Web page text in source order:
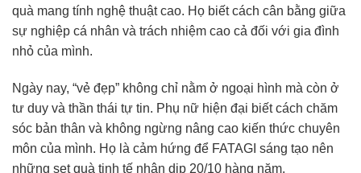
quà mang tính nghệ thuật cao. Họ biết cách cân bằng giữa
sự nghiệp cá nhân và trách nhiệm cao cả đối với gia đình
nhỏ của mình.
Ngày nay, “vẻ đẹp” không chỉ nằm ở ngoại hình mà còn ở
tư duy và thần thái tự tin. Phụ nữ hiện đại biết cách chăm
sóc bản thân và không ngừng nâng cao kiến thức chuyên
môn của mình. Họ là cảm hứng để FATAGI sáng tạo nên
những set quà tinh tế nhân dịp 20/10 hàng năm.